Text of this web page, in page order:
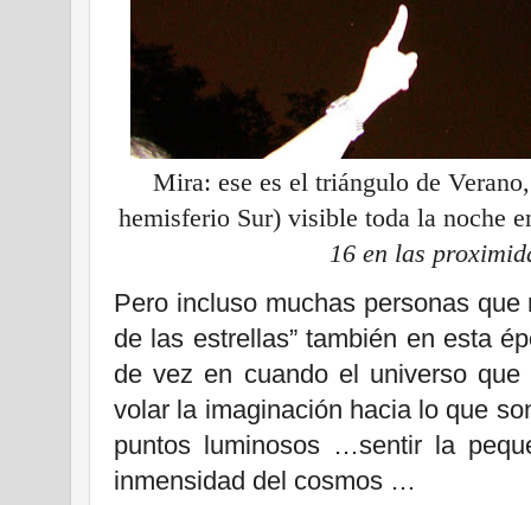
Mira: ese es el triángulo de
hemisferio Sur) visible toda la noche
16 en las
Pero incluso muchas personas
de las estrellas” también en esta
de vez en cuando el universo
volar la imaginación hacia lo que
puntos luminosos …sentir la
inmensidad del cosmos …